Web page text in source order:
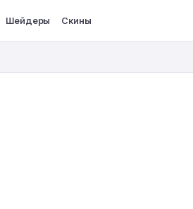
Шейдеры Скины